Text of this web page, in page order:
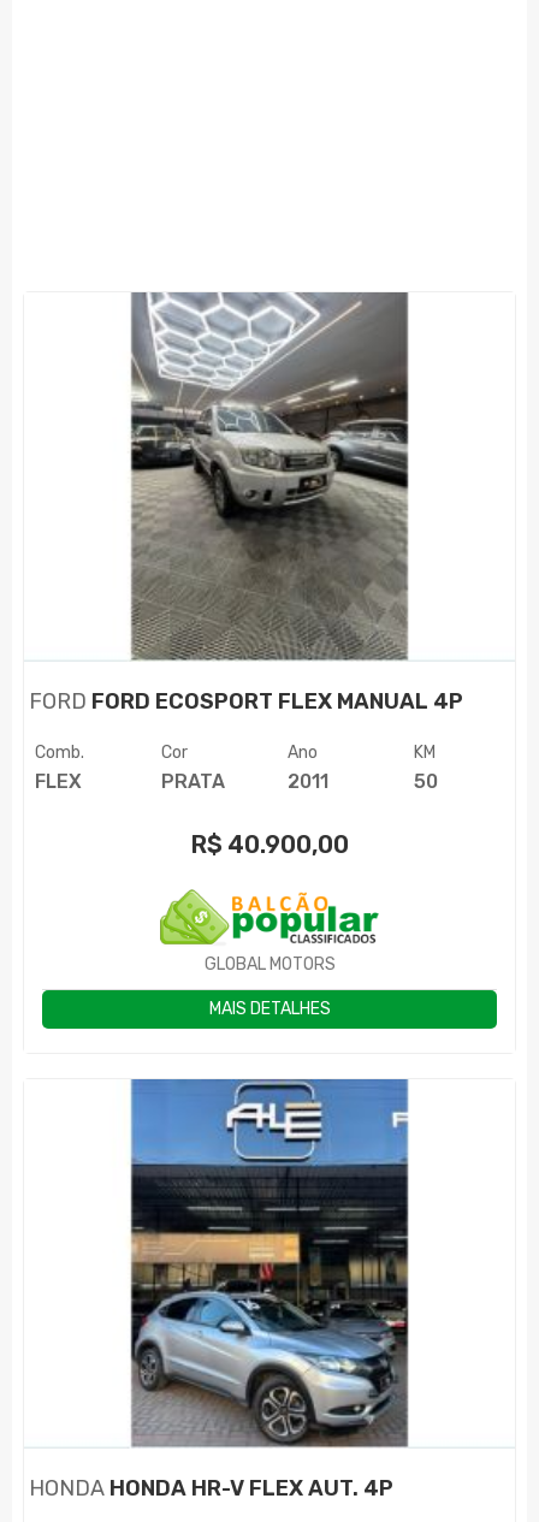
FORD FORD ECOSPORT FLEX MANUAL 4P
Comb.
FLEX
Cor
PRATA
Ano
2011
KM
50
R$ 40.900,00
GLOBAL MOTORS
MAIS DETALHES
HONDA HONDA HR-V FLEX AUT. 4P